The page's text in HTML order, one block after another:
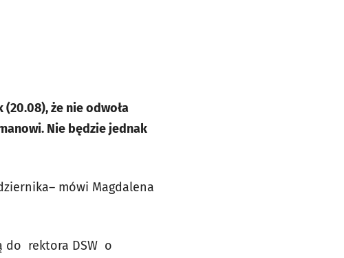
(20.08), że nie odwoła
Nie będzie jednak
mówi Magdalena
do rektora DSW o